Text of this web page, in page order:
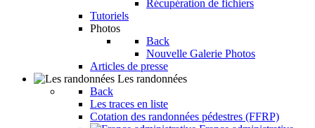
Récupération de fichiers
Tutoriels
Photos
Back
Nouvelle Galerie Photos
Articles de presse
Les randonnées
Back
Les traces en liste
Cotation des randonnées pédestres (FFRP)